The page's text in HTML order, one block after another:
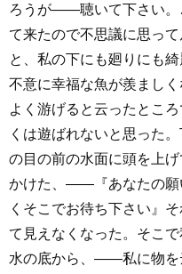
ろうが――聴いて下さい
て来たので不思議に思っ
と、私の下にも廻りにも
不意に幸福な魚が羨まし
よく游げると云ったとこ
くは遊ばれないと思った
の目の前の水面に頭を上
かけた、――『あなたの願
くそこでお待ち下さい』
て見えなくなった。そこ
水の底から、――私に物を